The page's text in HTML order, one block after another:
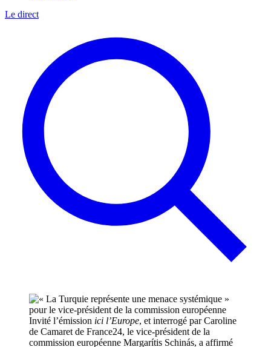
Le direct
Invité l’émission ici l’Europe, et interrogé par Caroline
de Camaret de France24, le vice-président de la
commission européenne Margarítis Schinás, a affirmé